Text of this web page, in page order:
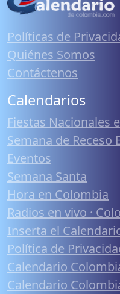
Políticas de
Quiénes Somos
Contáctenos
Calendarios
Fiestas Nacionales
Semana de Receso
Eventos
Semana Santa
Hora en Colombia
Radios en vivo ·
Inserta el
Política de
Calendario
Calendario